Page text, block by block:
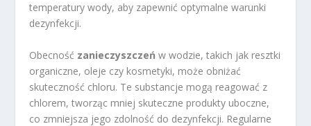
temperatury wody, aby zapewnić optymalne warunki
dezynfekcji.
Obecność zanieczyszczeń w wodzie, takich jak resztki
organiczne, oleje czy kosmetyki, może obniżać
skuteczność chloru. Te substancje mogą reagować z
chlorem, tworząc mniej skuteczne produkty uboczne,
co zmniejsza jego zdolność do dezynfekcji. Regularne